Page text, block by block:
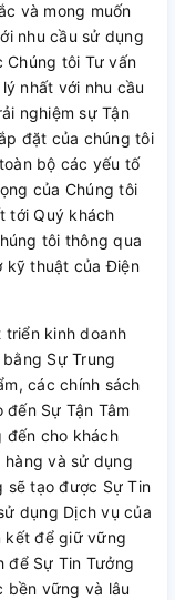
và mong muốn
nhu cầu sử dụng
Chúng tôi Tư vấn
nhất với nhu cầu
nghiệm sự Tận
đặt của chúng tôi
bộ các yếu tố
của Chúng tôi
tới Quý khách
tôi thông qua
kỹ thuật của Điện
kinh doanh
Sự Trung
các chính sách
Sự Tận Tâm
đến cho khách
hàng và sử dụng
sẽ tạo được Sự Tin
dụng Dịch vụ của
kết để giữ vững
để Sự Tin Tưởng
bền vững và lâu